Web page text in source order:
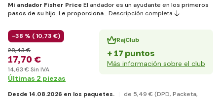
Mi andador Fisher Price El andador es un ayudante en los primeros
pasos de su hijo. Le proporciona… Descripción completa
-38 % (10,73 €)
17,70 €
28,43 €
14,63 € Sin IVA
RajClub
+ 17 puntos
Más información sobre el club
Últimas 2 piezas
Desde 14.08.2026 en los paquetes. de 5,49 € (DPD, Packeta,